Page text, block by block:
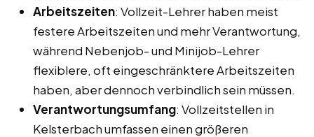
Arbeitszeiten: Vollzeit-Lehrer haben meist
festere Arbeitszeiten und mehr Verantwortung,
während Nebenjob- und Minijob-Lehrer
flexiblere, oft eingeschränktere Arbeitszeiten
haben, aber dennoch verbindlich sein müssen.
Verantwortungsumfang: Vollzeitstellen in
Kelsterbach umfassen einen größeren